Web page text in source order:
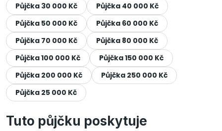
Půjčka 30 000 Kč
Půjčka 40 000 Kč
Půjčka 50 000 Kč
Půjčka 60 000 Kč
Půjčka 70 000 Kč
Půjčka 80 000 Kč
Půjčka 100 000 Kč
Půjčka 150 000 Kč
Půjčka 200 000 Kč
Půjčka 250 000 Kč
Půjčka 25 000 Kč
Tuto půjčku poskytuje